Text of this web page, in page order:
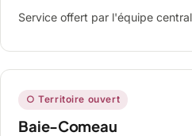
Service offert par l'équipe
○ Territoire ouvert
Baie-Comeau